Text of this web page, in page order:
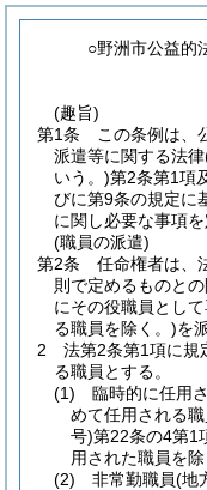
○野洲市公益的
(趣旨)
第1条
この条例は、
派遣等に関する法律
いう。)第2条第1項
びに第9条の規定に
に関し必要な事項を
(職員の派遣)
第2条
任命権者は、
則で定めるものと
にその役職員とし
る職員を除く。)を
2
法第2条第1項に規
る職員とする。
(1)
臨時的に任用
めて任用される職
号)第22条の4第1
用された職員を
(2)
非常勤職員(地